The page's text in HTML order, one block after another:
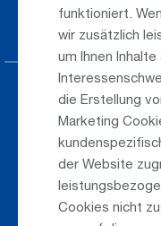
funktioniert.
wir zusätzlich
um Ihnen
die Erstellung
Marketing
der Website
Cookies nicht
Anreise
Parken am Airport
Öffentlicher
Taxi & Shuttle
Jobs & Karriere